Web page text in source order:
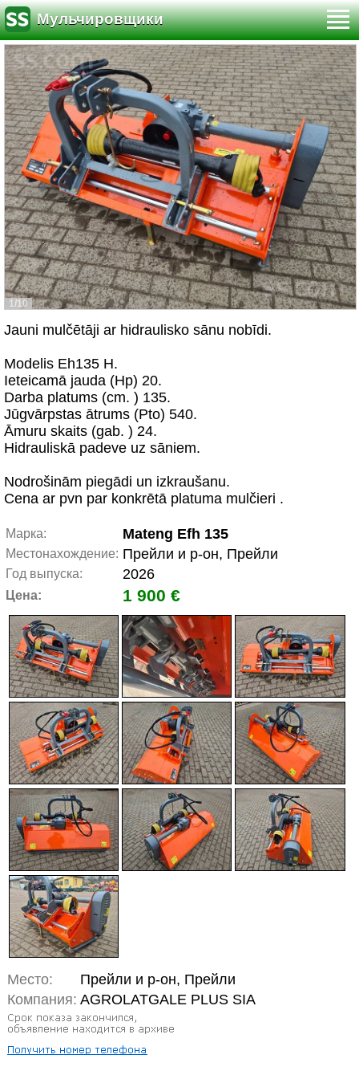
Мульчировщики
1/10
Jauni mulčētāji ar hidraulisko sānu nobīdi.
Modelis Eh135 H.
Ieteicamā jauda (Hp) 20.
Darba platums (cm. ) 135.
Jūgvārpstas ātrums (Pto) 540.
Āmuru skaits (gab. ) 24.
Hidrauliskā padeve uz sāniem.
Nodrošinām piegādi un izkraušanu.
Cena ar pvn par konkrētā platuma mulčieri .
Марка: Mateng Efh 135
Местонахождение: Прейли и р-он, Прейли
Год выпуска: 2026
Цена: 1 900 €
Место:
Прейли и р-он, Прейли
Компания: AGROLATGALE PLUS SIA